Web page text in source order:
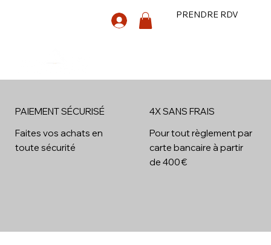
PRENDRE RDV
PAIEMENT SÉCURISÉ
Faites vos achats en
toute sécurité
4x
4X SANS FRAIS
Pour tout règlement par
carte bancaire à partir
de 400 €